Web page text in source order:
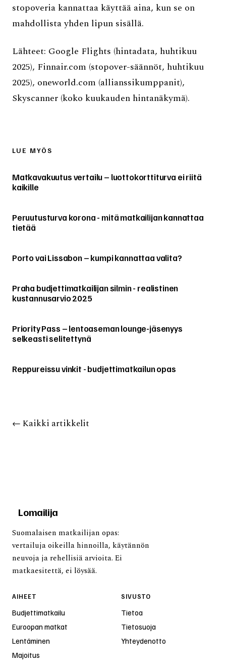
stopoveria kannattaa käyttää aina, kun se on
mahdollista yhden lipun sisällä.
Lähteet: Google Flights (hintadata, huhtikuu
2025), Finnair.com (stopover-säännöt, huhtikuu
2025), oneworld.com (allianssikumppanit),
Skyscanner (koko kuukauden hintanäkymä).
LUE MYÖS
Matkavakuutus vertailu – luottokorttiturva ei riitä
kaikille
Peruutusturva korona - mitä matkailijan kannattaa
tietää
Porto vai Lissabon – kumpi kannattaa valita?
Praha budjettimatkailijan silmin - realistinen
kustannusarvio 2025
Priority Pass – lentoaseman lounge-jäsenyys
selkeasti selitettynä
Reppureissu vinkit - budjettimatkailun opas
←Kaikki artikkelit
Lomailija
Suomalaisen matkailijan opas:
vertailuja oikeilla hinnoilla, käytännön
neuvoja ja rehellisiä arvioita. Ei
matkaesitettä, ei löysää.
AIHEET
Budjettimatkailu
Euroopan matkat
Lentäminen
Majoitus
SIVUSTO
Tietoa
Tietosuoja
Yhteydenotto